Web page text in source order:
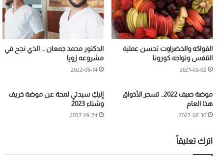
الفواكه والخضراوت تحسن عملية
التنفس وتواجه كورونا
2021-08-02
الدكتور محمد جمعان … الذي نجح في
مشروعه زويا
2022-06-14
موضة صيف 2022.. تسحر الأذواق
هذا العام
2022-08-30
إليكِ سيدتي لمحة عن موضة خريف
وشتاء 2023
2022-09-24
اترك تعليقاً